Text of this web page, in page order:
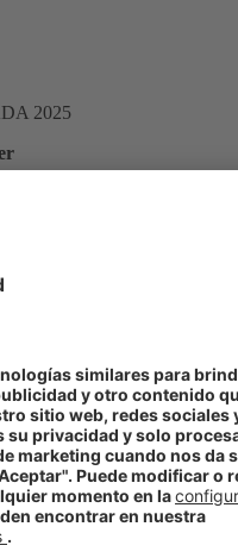
2025
no ha sido diseñado para la
Puede notificar efectos
93.473.88.89 o en el
en la
CHVNRTN/0011/16a